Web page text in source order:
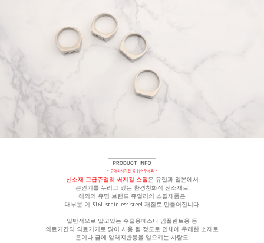
신소재 고급쥬얼리 써지컬 스틸은 유럽과 일본에서
큰인기를 누리고 있는 환경친화적 신소재로
해외의 유명 브랜드 쥬얼리의 스틸제품은
대부분 이 316L stainless steel 재질로 만들어집니다
일반적으로 알고있는 수술용메스나 임플란트용 등
의료기간의 의료기기로 많이 사용 될 정도로 인체에 무해한 소재로
은이나 금에 알러지반응을 일으키는 사람도